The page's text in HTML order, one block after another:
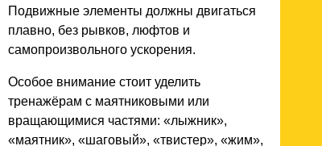
Подвижные элементы должны двигаться
плавно, без рывков, люфтов и
самопроизвольного ускорения.
Особое внимание стоит уделить
тренажёрам с маятниковыми или
вращающимися частями: «лыжник»,
«маятник», «шаговый», «твистер», «жим»,